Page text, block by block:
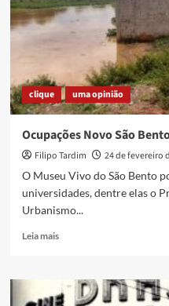
não
não…
clique uma opinião
Ocupações Novo São
Filipo Tardim 24 de fevereiro
O Museu Vivo do São Bento
universidades, dentre elas o
Urbanismo...
Leia maisRead
Ocupações
Novo